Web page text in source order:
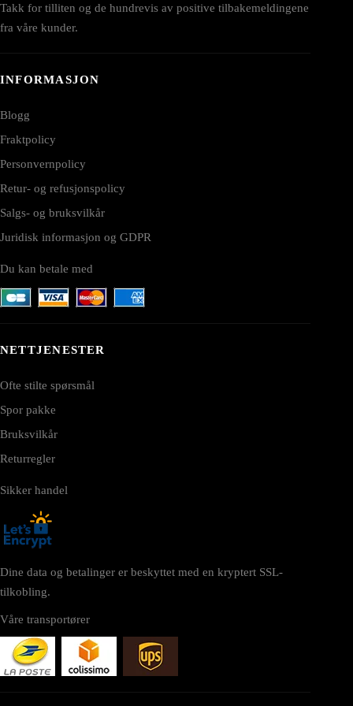
Takk for tilliten og de hundrevis av positive tilbakemeldingene
fra våre kunder.
INFORMASJON
Blogg
Fraktpolicy
Personvernpolicy
Retur- og refusjonspolicy
Salgs- og bruksvilkår
Juridisk informasjon og GDPR
Du kan betale med
NETTJENESTER
Ofte stilte spørsmål
Spor pakke
Bruksvilkår
Returregler
Sikker handel
Dine data og betalinger er beskyttet med en kryptert SSL-
tilkobling.
Våre transportører